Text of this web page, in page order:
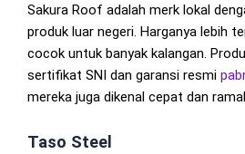
Sakura Roof adalah merk lokal
produk luar negeri. Harganya lebih
cocok untuk banyak kalangan.
sertifikat SNI dan garansi resmi
mereka juga dikenal cepat dan
Taso Steel